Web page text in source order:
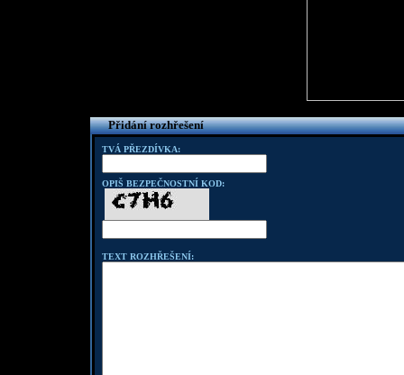
Přidání rozhřešení
TVÁ PŘEZDÍVKA:
OPIŠ BEZPEČNOSTNÍ KOD:
TEXT ROZHŘEŠENÍ: